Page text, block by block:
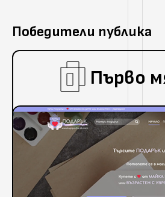
Победители публика
Първо